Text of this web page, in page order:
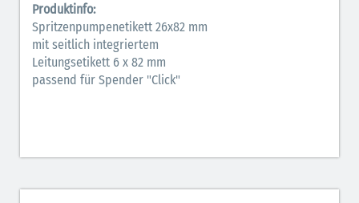
Produktinfo:
Spritzenpumpenetikett 26x82 mm
mit seitlich integriertem
Leitungsetikett 6 x 82 mm
passend für Spender "Click"